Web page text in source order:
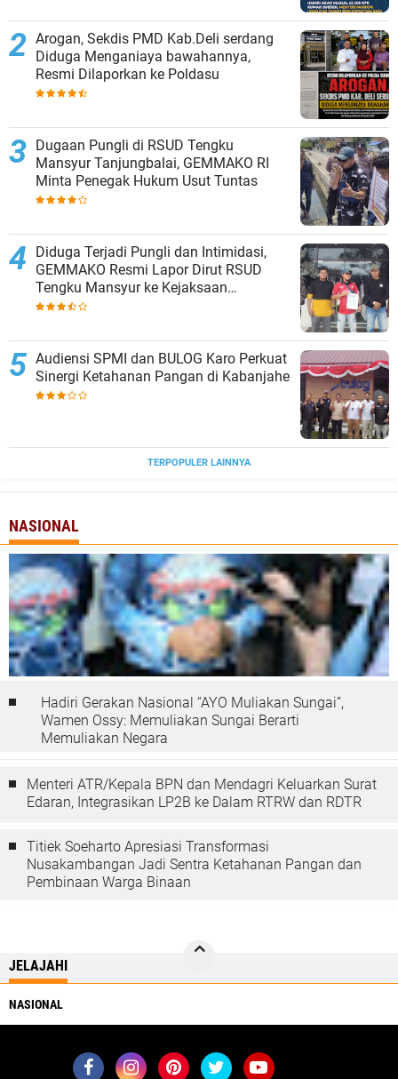
‎Arogan, Sekdis PMD Kab.Deli serdang
Diduga Menganiaya bawahannya,
Resmi Dilaporkan ke Poldasu
Dugaan Pungli di RSUD Tengku
Mansyur Tanjungbalai, GEMMAKO RI
Minta Penegak Hukum Usut Tuntas
Diduga Terjadi Pungli dan Intimidasi,
GEMMAKO Resmi Lapor Dirut RSUD
Tengku Mansyur ke Kejaksaan
Tanjungbalai
Audiensi SPMI dan BULOG Karo Perkuat
Sinergi Ketahanan Pangan di Kabanjahe
TERPOPULER LAINNYA
NASIONAL
Hadiri Gerakan Nasional “AYO Muliakan Sungai”,
Wamen Ossy: Memuliakan Sungai Berarti
Memuliakan Negara
Menteri ATR/Kepala BPN dan Mendagri Keluarkan Surat
Edaran, Integrasikan LP2B ke Dalam RTRW dan RDTR
Titiek Soeharto Apresiasi Transformasi
Nusakambangan Jadi Sentra Ketahanan Pangan dan
Pembinaan Warga Binaan
JELAJAHI
NASIONAL